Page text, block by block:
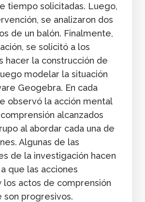
tiempo solicitadas. Luego,
se analizaron dos
de un balón. Finalmente,
se solicitó a los
hacer la construcción de
modelar la situación
Geogebra. En cada
observó la acción mental
alcanzados
al abordar cada una de
Algunas de las
de la investigación hacen
que las acciones
los actos de comprensión
son progresivos.